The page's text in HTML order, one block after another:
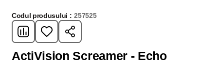
Codul produsului : 257525
ActiVision Screamer - Echo